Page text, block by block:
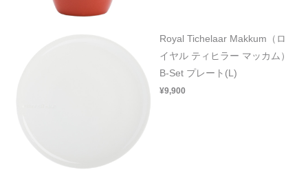
Royal Tichelaar Makkum（ロ
イヤル ティヒラー マッカム）
B-Set プレート(L)
¥9,900